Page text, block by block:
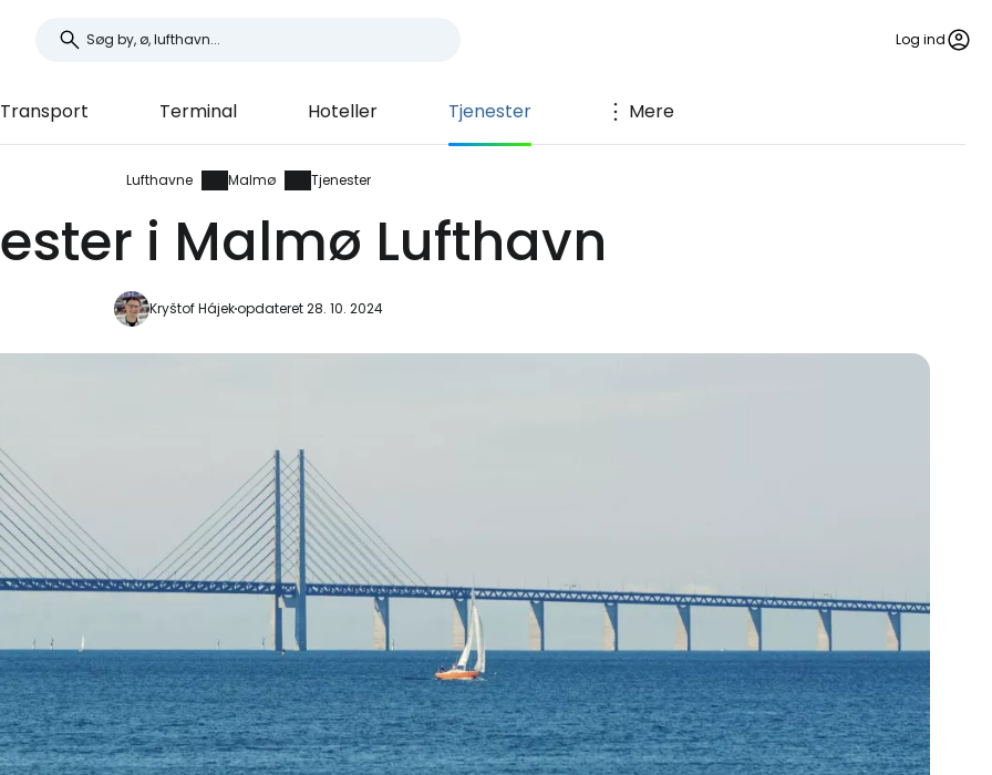
Log ind
Transport Terminal Hoteller Tjenester Mere
Lufthavne Malmø Tjenester
i Malmø Lufthavn
Kryštof Hájekopdateret 28. 10. 2024